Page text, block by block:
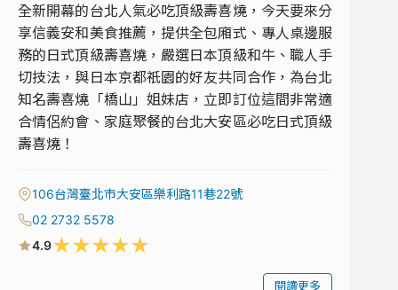
全新開幕的台北人氣必吃頂級壽喜燒，今天要來分
享信義安和美食推薦，提供全包廂式、專人桌邊服
務的日式頂級壽喜燒，嚴選日本頂級和牛、職人手
切技法，與日本京都祇園的好友共同合作，為台北
知名壽喜燒「橋山」姐妹店，立即訂位這間非常適
合情侶約會、家庭聚餐的台北大安區必吃日式頂級
壽喜燒！
106台灣臺北市大安區樂利路11巷22號
02 2732 5578
4.9★★★★★
閱讀更多